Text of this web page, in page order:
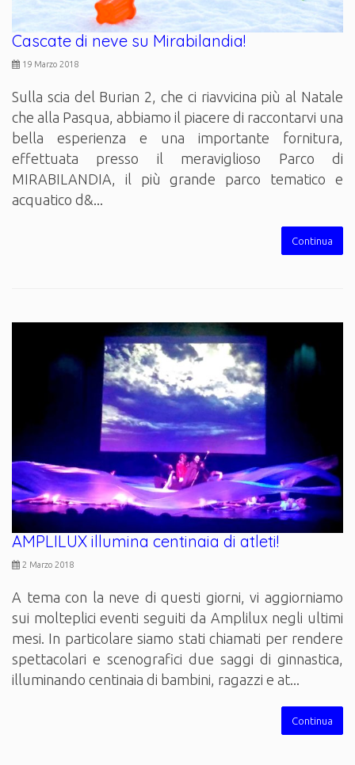
Cascate di neve su Mirabilandia!
19 Marzo 2018
Sulla scia del Burian 2, che ci riavvicina più al Natale
che alla Pasqua, abbiamo il piacere di raccontarvi una
bella esperienza e una importante fornitura,
effettuata presso il meraviglioso Parco di
MIRABILANDIA, il più grande parco tematico e
acquatico d&...
Continua
AMPLILUX illumina centinaia di atleti!
2 Marzo 2018
A tema con la neve di questi giorni, vi aggiorniamo
sui molteplici eventi seguiti da Amplilux negli ultimi
mesi. In particolare siamo stati chiamati per rendere
spettacolari e scenografici due saggi di ginnastica,
illuminando centinaia di bambini, ragazzi e at...
Continua